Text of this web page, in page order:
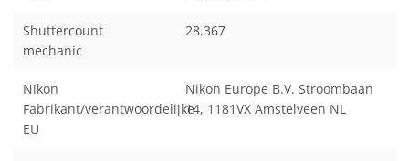
Shuttercount
mechanic
28.367
Nikon
Fabrikant/verantwoordelijke
EU
Nikon Europe B.V. Stroombaan
14, 1181VX Amstelveen NL